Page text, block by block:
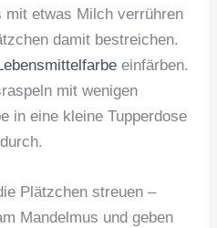
mit etwas Milch verrühren
damit bestreichen.
einfärben.
mit wenigen
in eine kleine Tupperdose
Plätzchen streuen –
Mandelmus und geben